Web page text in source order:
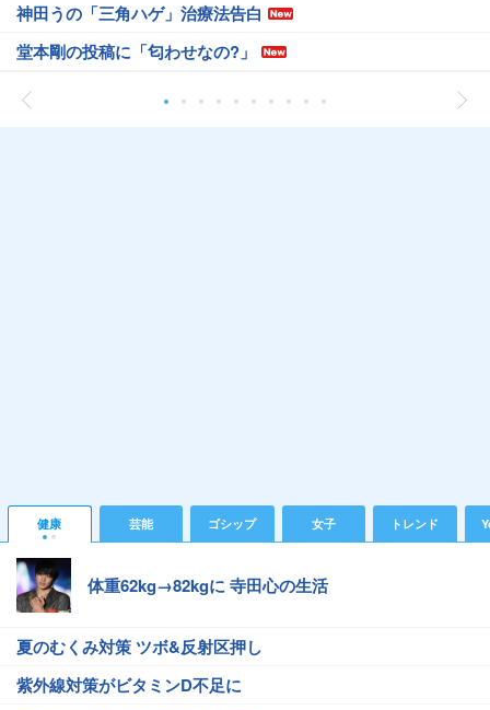
神田うの「三角ハゲ」治療法告白
堂本剛の投稿に「匂わせなの?」
健康 芸能 ゴシップ 女子 トレンド
体重62kg→82kgに 寺田心の生活
夏のむくみ対策 ツボ&反射区押し
紫外線対策がビタミンD不足に